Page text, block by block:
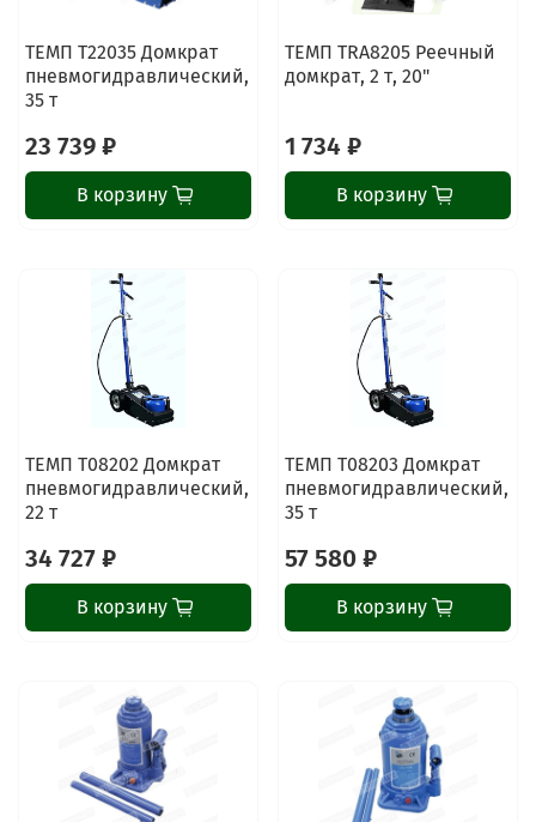
ТЕМП T22035 Домкрат
пневмогидравлический,
35 т
23 739 ₽
В корзину
ТЕМП TRA8205 Реечный
домкрат, 2 т, 20"
1 734 ₽
В корзину
ТЕМП T08202 Домкрат
пневмогидравлический,
22 т
34 727 ₽
В корзину
ТЕМП T08203 Домкрат
пневмогидравлический,
35 т
57 580 ₽
В корзину